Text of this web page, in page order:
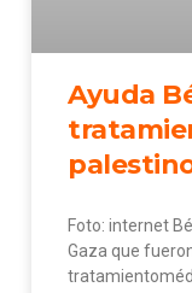
Ayuda
Foto: internet
Gaza que